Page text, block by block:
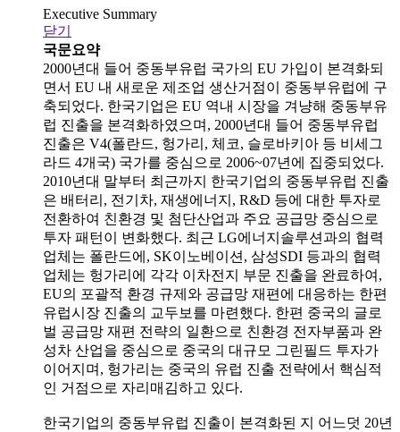
Executive Summary
닫기
국문요약
2000년대 들어 중동부유럽 국가의 EU 가입이 본격화되
면서 EU 내 새로운 제조업 생산거점이 중동부유럽에 구
축되었다. 한국기업은 EU 역내 시장을 겨냥해 중동부유
럽 진출을 본격화하였으며, 2000년대 들어 중동부유럽
진출은 V4(폴란드, 헝가리, 체코, 슬로바키아 등 비세그
라드 4개국) 국가를 중심으로 2006~07년에 집중되었다.
2010년대 말부터 최근까지 한국기업의 중동부유럽 진출
은 배터리, 전기차, 재생에너지, R&D 등에 대한 투자로
전환하여 친환경 및 첨단산업과 주요 공급망 중심으로
투자 패턴이 변화했다. 최근 LG에너지솔루션과의 협력
업체는 폴란드에, SK이노베이션, 삼성SDI 등과의 협력
업체는 헝가리에 각각 이차전지 부문 진출을 완료하여,
EU의 포괄적 환경 규제와 공급망 재편에 대응하는 한편
유럽시장 진출의 교두보를 마련했다. 한편 중국의 글로
벌 공급망 재편 전략의 일환으로 친환경 전자부품과 완
성차 산업을 중심으로 중국의 대규모 그린필드 투자가
이어지며, 헝가리는 중국의 유럽 진출 전략에서 핵심적
인 거점으로 자리매김하고 있다.
한국기업의 중동부유럽 진출이 본격화된 지 어느덧 20년